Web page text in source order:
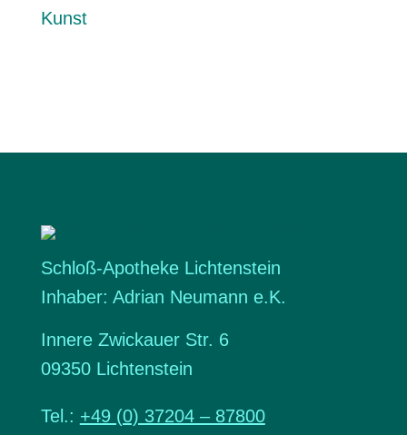
Kunst
Schloß-Apotheke Lichtenstein
Inhaber: Adrian Neumann e.K.
Innere Zwickauer Str. 6
09350 Lichtenstein
Tel.: +49 (0) 37204 – 87800